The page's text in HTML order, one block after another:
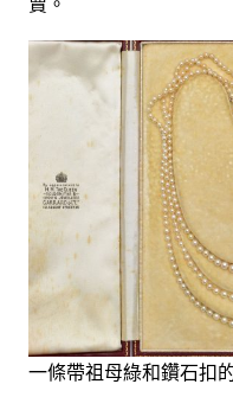
賣。
一條帶祖母綠和鑽石扣